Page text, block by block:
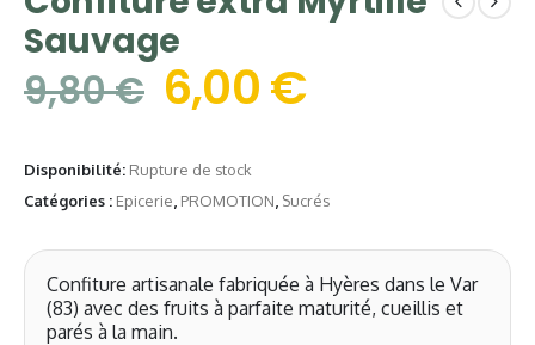
Sauvage
9,80€ 6,00€
Disponibilité: Rupture de stock
Catégories : Epicerie PROMOTION Sucrés
Confiture artisanale fabriquée à Hyères dans le Var
(83) avec des fruits à parfaite maturité, cueillis et
parés à la main.